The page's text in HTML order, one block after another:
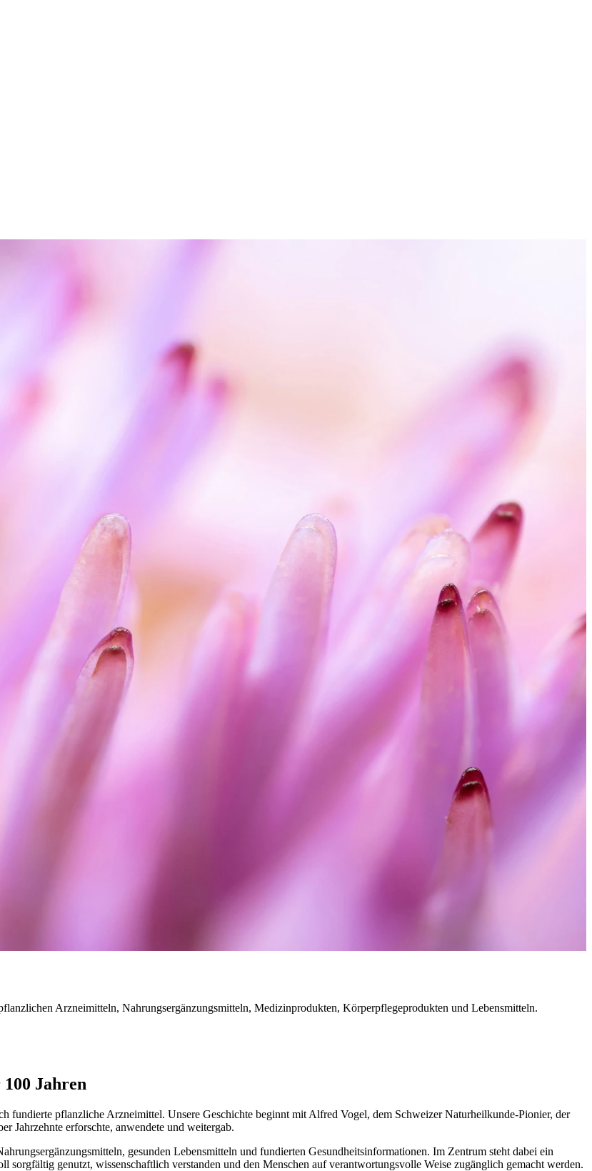
Arzneimitteln, Nahrungsergänzungsmitteln, Medizinprodukten, Körperpflegeprodukten und Lebensmitteln.
Jahren
fundierte pflanzliche Arzneimittel. Unsere Geschichte beginnt mit Alfred Vogel, dem Schweizer Naturheilkunde-Pionier, der
Jahrzehnte erforschte, anwendete und weitergab.
gesunden Lebensmitteln und fundierten Gesundheitsinformationen. Im Zentrum steht dabei ein
genutzt, wissenschaftlich verstanden und den Menschen auf verantwortungsvolle Weise zugänglich gemacht werden.